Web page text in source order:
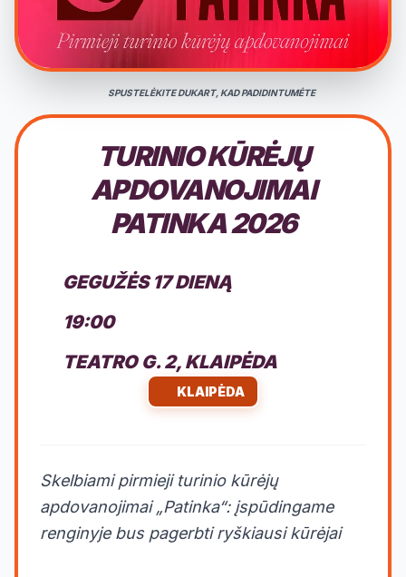
SPUSTELĖKITE DUKART, KAD PADIDINTUMĖTE
TURINIO KŪRĖJŲ
APDOVANOJIMAI
PATINKA 2026
GEGUŽĖS 17 DIENĄ
19:00
TEATRO G. 2, KLAIPĖDA
KLAIPĖDA
Skelbiami pirmieji turinio kūrėjų
apdovanojimai „Patinka“: įspūdingame
renginyje bus pagerbti ryškiausi kūrėjai